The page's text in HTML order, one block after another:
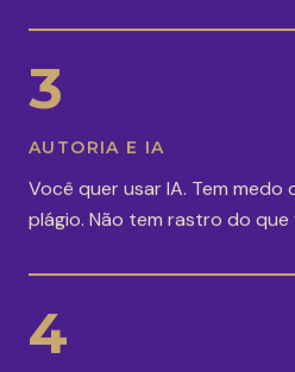
3
AUTORIA E IA
Você quer usar IA. Tem medo
plágio. Não tem rastro do que
4